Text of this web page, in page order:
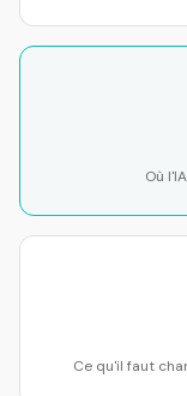
Où
Ce qu'il faut